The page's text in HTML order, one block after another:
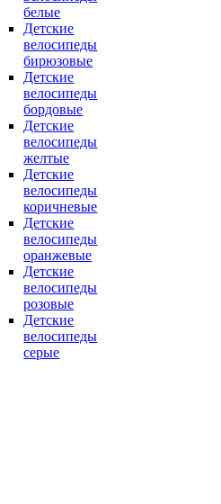
белые
Детские
велосипеды
бирюзовые
Детские
велосипеды
бордовые
Детские
велосипеды
желтые
Детские
велосипеды
коричневые
Детские
велосипеды
оранжевые
Детские
велосипеды
розовые
Детские
велосипеды
серые